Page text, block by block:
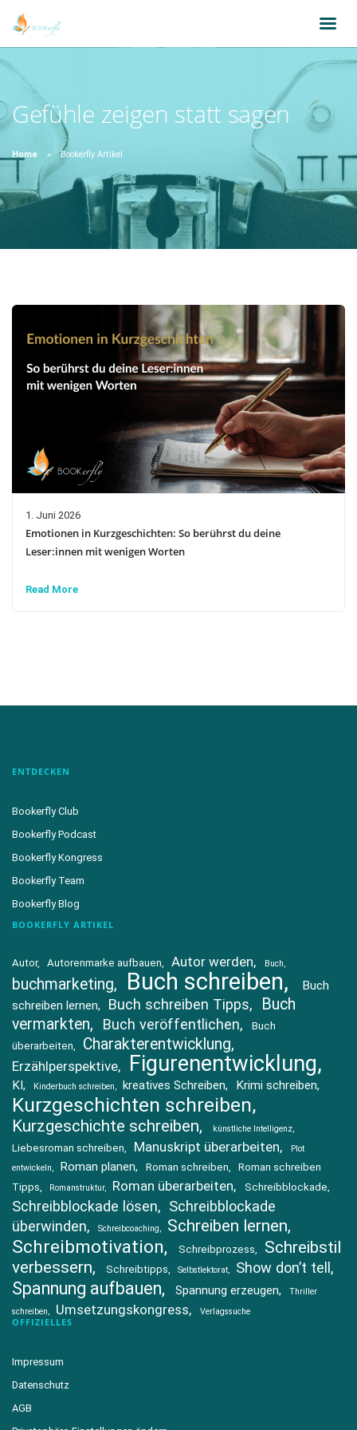
Gefühle zeigen statt sagen
Home Bookerfly Artikel
1. Juni 2026
Emotionen in Kurzgeschichten: So berührst du deine
Leser:innen mit wenigen Worten
Read More
ENTDECKEN
Bookerfly Club
Bookerfly Podcast
Bookerfly Kongress
Bookerfly Team
Bookerfly Blog
BOOKERFLY ARTIKEL
Autor Autorenmarke aufbauen Autor werden Buch
buchmarketing Buch schreiben
Buch
schreiben lernen
Buch schreiben Tipps
Buch
vermarkten
Buch veröffentlichen
Buch
überarbeiten
Charakterentwicklung
Erzählperspektive Figurenentwicklung
KI Kinderbuch schreiben kreatives Schreiben Krimi schreiben
Kurzgeschichten schreiben
Kurzgeschichte schreiben künstliche Intelligenz
Liebesroman schreiben Manuskript überarbeiten
Plot
entwickeln
Roman planen Roman schreiben
Roman schreiben
Tipps
Romanstruktur Roman überarbeiten Schreibblockade
Schreibblockade lösen
Schreibblockade
überwinden
Schreibcoaching Schreiben lernen
Schreibmotivation Schreibprozess
Schreibstil
verbessern
Schreibtipps Selbstlektorat Show don’t tell
Spannung aufbauen Spannung erzeugen
Thriller
schreiben
Umsetzungskongress Verlagssuche
OFFIZIELLES
Impressum
Datenschutz
AGB